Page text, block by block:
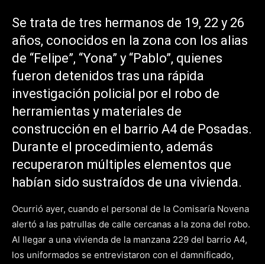
Se trata de tres hermanos de 19, 22 y 26
años, conocidos en la zona con los alias
de “Felipe”, “Yona” y “Pablo”, quienes
fueron detenidos tras una rápida
investigación policial por el robo de
herramientas y materiales de
construcción en el barrio A4 de Posadas.
Durante el procedimiento, además
recuperaron múltiples elementos que
habían sido sustraídos de una vivienda.
Ocurrió ayer, cuando el personal de la Comisaría Novena
alertó a las patrullas de calle cercanas a la zona del robo.
Al llegar a una vivienda de la manzana 229 del barrio A4,
los uniformados se entrevistaron con el damnificado,